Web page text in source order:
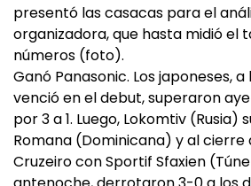
presentó las casacas para el
organizadora, que hasta midió el
números (foto).
Ganó Panasonic. Los japoneses, a
venció en el debut, superaron
por 3 a 1. Luego, Lokomtiv (Rusia)
Romana (Dominicana) y al cierre
Cruzeiro con Sportif Sfaxien